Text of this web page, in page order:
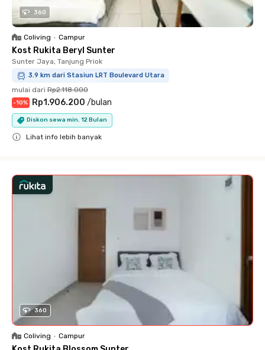
360
Coliving • Campur
Kost Rukita Beryl Sunter
Sunter Jaya, Tanjung Priok
3.9 km dari Stasiun LRT Boulevard Utara
mulai dari Rp2.118.000
-10% Rp1.906.200 /bulan
Diskon sewa min. 12 Bulan
Lihat info lebih banyak
360
Coliving • Campur